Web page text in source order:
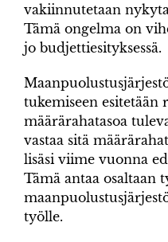
vakiinnutetaan
Tämä ongelma on
jo budjettiesityksessä.
tukemiseen
määrärahatasoa
vastaa sitä
lisäsi viime vuonna
Tämä antaa osaltaan
työlle.